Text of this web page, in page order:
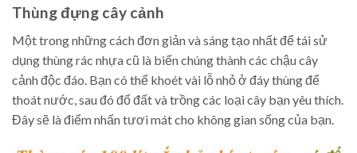
Thùng đựng cây cảnh
Một trong những cách đơn giản và sáng tạo nhất để tái sử
dụng thùng rác nhựa cũ là biến chúng thành các chậu cây
cảnh độc đáo. Bạn có thể khoét vài lỗ nhỏ ở đáy thùng để
thoát nước, sau đó đổ đất và trồng các loại cây bạn yêu thích.
Đây sẽ là điểm nhấn tươi mát cho không gian sống của bạn.